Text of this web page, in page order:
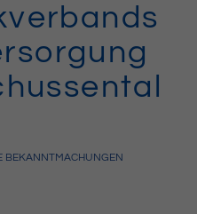
BEKANNTMACHUNGEN